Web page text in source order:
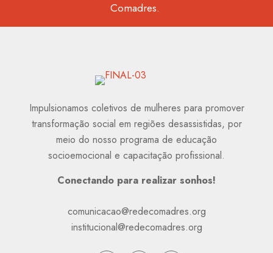
Comadres.
Impulsionamos coletivos de mulheres para promover
transformação social em regiões desassistidas, por
meio do nosso programa de educação
socioemocional e capacitação profissional.
Conectando para realizar sonhos!
comunicacao@redecomadres.org
institucional@redecomadres.org